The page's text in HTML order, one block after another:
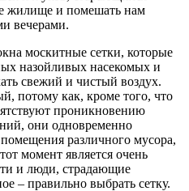
жилище и помешать нам
вечерами.
москитные сетки, которые
назойливых насекомых и
свежий и чистый воздух.
потому как, кроме того, что
проникновению
они одновременно
различного мусора,
момент является очень
и люди, страдающие
– правильно выбрать сетку.